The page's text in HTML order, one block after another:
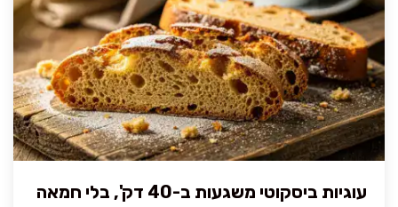
עוגיות ביסקוטי משגעות ב-40 דק', בלי חמאה